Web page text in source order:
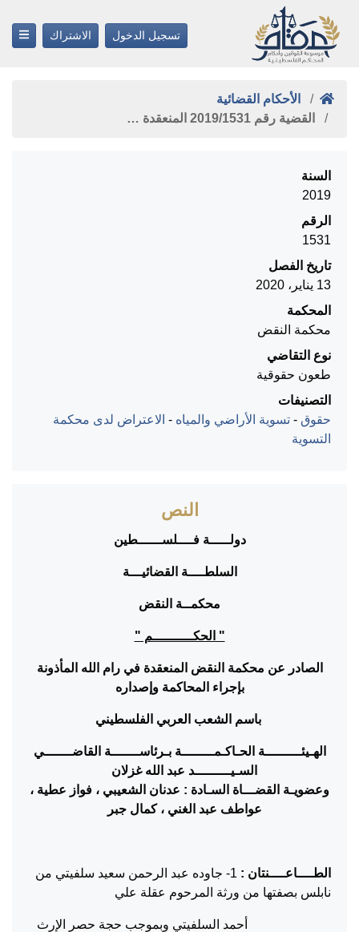
تسجيل الدخول الاشتراك
الأحكام القضائية
القضية رقم ‎1531‏/‎2019‏ المنعقدة …
السنة
2019
الرقم
1531
تاريخ الفصل
13 يناير، 2020
المحكمة
محكمة النقض
نوع التقاضي
طعون حقوقية
التصنيفات
حقوق - تسوية الأراضي والمياه - الاعتراض لدى محكمة
التسوية
النص
دولـــــة فــــلســــــطين
السلطــــة القضائيـــة
محكمــة النقض
" الحكــــــــــم "
الصادر عن محكمة النقض المنعقدة في رام الله المأذونة
بإجراء المحاكمة وإصداره
باسم الشعب العربي الفلسطيني
الهـيئـــــــــة الحـاكـمــــــــة بـرئاســـــــة القاضـــــــي
السـيـــــــــد عبد الله غزلان
وعضويـة القضـــاة السـادة : عدنان الشعيبي ، فواز عطية ،
عواطف عبد الغني ، كمال جبر
الطــــاعــــنتان :
1- جاوده عبد الرحمن سعيد سلفيتي من
نابلس بصفتها من ورثة المرحوم عقلة علي
أحمد السلفيتي وبموجب حجة حصر الإرث